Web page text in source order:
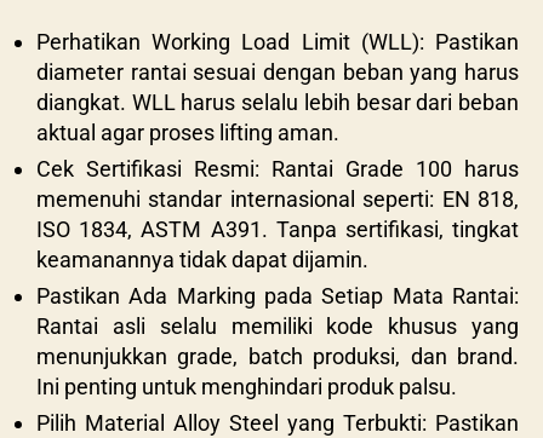
Perhatikan Working Load Limit (WLL): Pastikan
diameter rantai sesuai dengan beban yang harus
diangkat. WLL harus selalu lebih besar dari beban
aktual agar proses lifting aman.
Cek Sertifikasi Resmi: Rantai Grade 100 harus
memenuhi standar internasional seperti: EN 818,
ISO 1834, ASTM A391. Tanpa sertifikasi, tingkat
keamanannya tidak dapat dijamin.
Pastikan Ada Marking pada Setiap Mata Rantai:
Rantai asli selalu memiliki kode khusus yang
menunjukkan grade, batch produksi, dan brand.
Ini penting untuk menghindari produk palsu.
Pilih Material Alloy Steel yang Terbukti: Pastikan